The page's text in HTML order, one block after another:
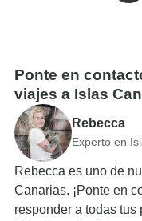
Ponte en
viajes a Islas
Rebecca
Experto en
Rebecca es uno de
Canarias. ¡Ponte en
responder a todas tus